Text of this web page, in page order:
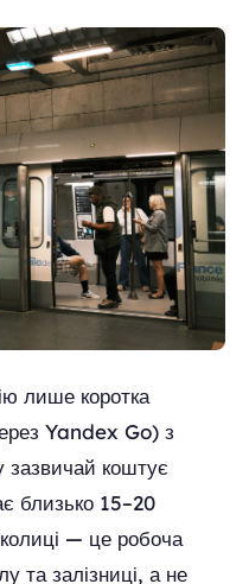
лише коротка
Yandex Go) з
зазвичай коштує
близько 15–20
— це робоча
та залізниці, а не